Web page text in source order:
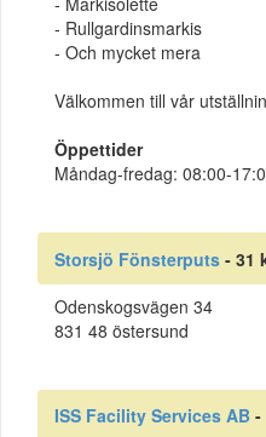
- Rullgardinsmarkis
- Och mycket mera
Välkommen till vår
Öppettider
Måndag-fredag: 08:00-
Storsjö Fönsterputs - 31
Odenskogsvägen 34
831 48 östersund
ISS Facility Services AB -